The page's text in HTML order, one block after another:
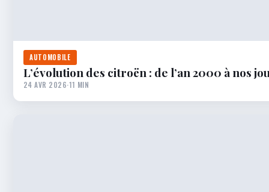
AUTOMOBILE
L’évolution des citroën : de l’an 2000 à nos
24 AVR 2026·11 MIN